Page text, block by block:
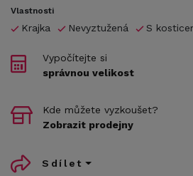
Vlastnosti
Krajka Nevyztužená S
Vypočítejte si
správnou velikost
Kde můžete vyzkoušet?
Zobrazit prodejny
Sdílet